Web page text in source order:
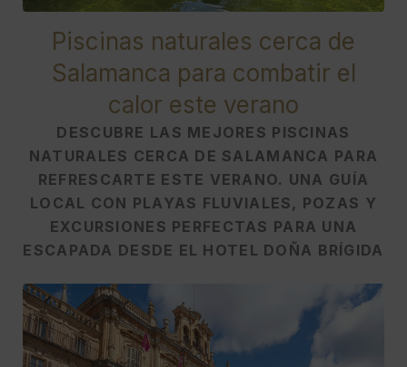
Piscinas naturales cerca de
Salamanca para combatir el
calor este verano
DESCUBRE LAS MEJORES PISCINAS
NATURALES CERCA DE SALAMANCA PARA
REFRESCARTE ESTE VERANO. UNA GUÍA
LOCAL CON PLAYAS FLUVIALES, POZAS Y
EXCURSIONES PERFECTAS PARA UNA
ESCAPADA DESDE EL HOTEL DOÑA BRÍGIDA